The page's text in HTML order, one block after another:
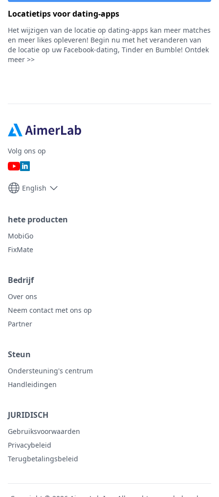
Locatietips voor dating-apps
Het wijzigen van de locatie op dating-apps kan meer matches
en meer likes opleveren! Begin nu met het veranderen van
de locatie op uw Facebook-dating, Tinder en Bumble! Ontdek
meer >>
Volg ons op
English
hete producten
MobiGo
FixMate
Bedrijf
Over ons
Neem contact met ons op
Partner
Steun
Ondersteuning's centrum
Handleidingen
JURIDISCH
Gebruiksvoorwaarden
Privacybeleid
Terugbetalingsbeleid